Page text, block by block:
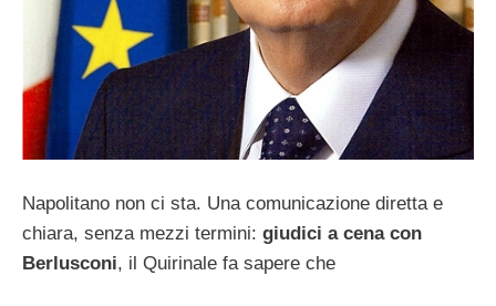
Napolitano non ci sta. Una comunicazione diretta e
chiara, senza mezzi termini: giudici a cena con
Berlusconi, il Quirinale fa sapere che